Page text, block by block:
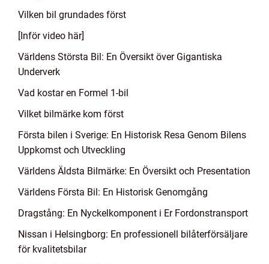
Vilken bil grundades först
[Inför video här]
Världens Största Bil: En Översikt över Gigantiska
Underverk
Vad kostar en Formel 1-bil
Vilket bilmärke kom först
Första bilen i Sverige: En Historisk Resa Genom Bilens
Uppkomst och Utveckling
Världens Äldsta Bilmärke: En Översikt och Presentation
Världens Första Bil: En Historisk Genomgång
Dragstång: En Nyckelkomponent i Er Fordonstransport
Nissan i Helsingborg: En professionell bilåterförsäljare
för kvalitetsbilar